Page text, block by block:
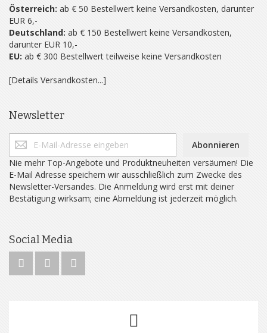
Österreich: ab € 50 Bestellwert keine Versandkosten, darunter
EUR 6,-
Deutschland: ab € 150 Bestellwert keine Versandkosten,
darunter EUR 10,-
EU: ab € 300 Bestellwert teilweise keine Versandkosten
[Details Versandkosten...]
Newsletter
Abonnieren
Nie mehr Top-Angebote und Produktneuheiten versäumen! Die
E-Mail Adresse speichern wir ausschließlich zum Zwecke des
Newsletter-Versandes. Die Anmeldung wird erst mit deiner
Bestätigung wirksam; eine Abmeldung ist jederzeit möglich.
Social Media